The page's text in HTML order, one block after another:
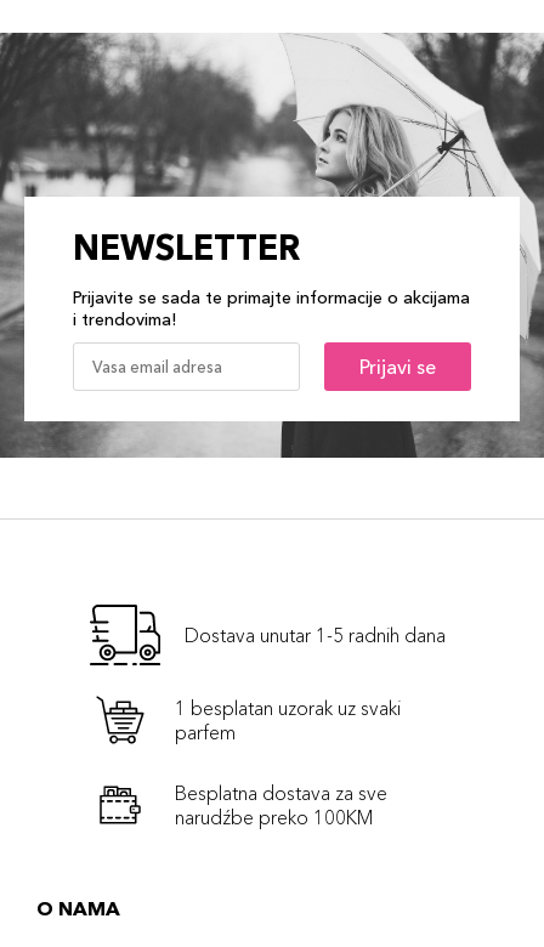
NEWSLETTER
Prijavite se sada te primajte informacije o akcijama
i trendovima!
Prijavi se
Dostava unutar 1-5 radnih dana
1 besplatan uzorak uz svaki
parfem
Besplatna dostava za sve
narudźbe preko 100KM
O NAMA